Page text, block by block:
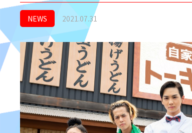
NEWS 2021.07.31